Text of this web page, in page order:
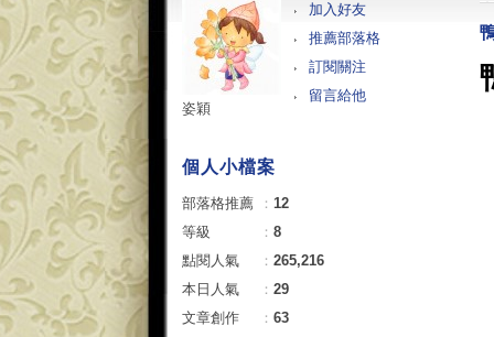
加入好友
推薦部落格
訂閱關注
留言給他
姿穎
個人小檔案
部落格推薦 ： 12
等級
： 8
點閱人氣
： 265,216
本日人氣
： 29
文章創作
： 63